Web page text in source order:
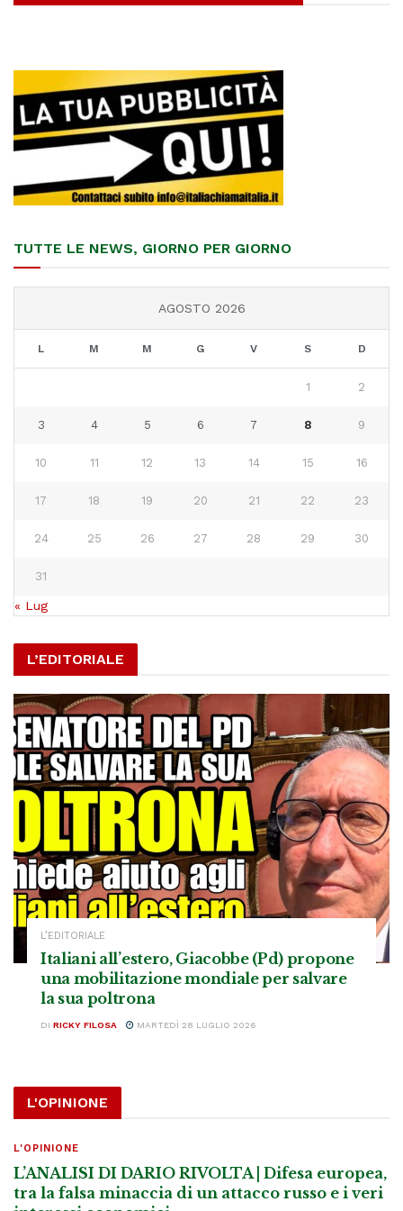
TUTTE LE NEWS, GIORNO PER GIORNO
AGOSTO 2026
L M M G V S D
1 2
3 4 5 6 7 8 9
10 11 12 13 14 15 16
17 18 19 20 21 22 23
24 25 26 27 28 29 30
31
« Lug
L’EDITORIALE
L’EDITORIALE
Italiani all’estero, Giacobbe (Pd) propone
una mobilitazione mondiale per salvare
la sua poltrona
DI RICKY FILOSA MARTEDÌ 28 LUGLIO 2026
L'OPINIONE
L'OPINIONE
L’ANALISI DI DARIO RIVOLTA | Difesa europea,
tra la falsa minaccia di un attacco russo e i veri